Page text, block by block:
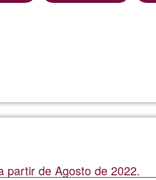
Ğ1
partir de Agosto de 2022.